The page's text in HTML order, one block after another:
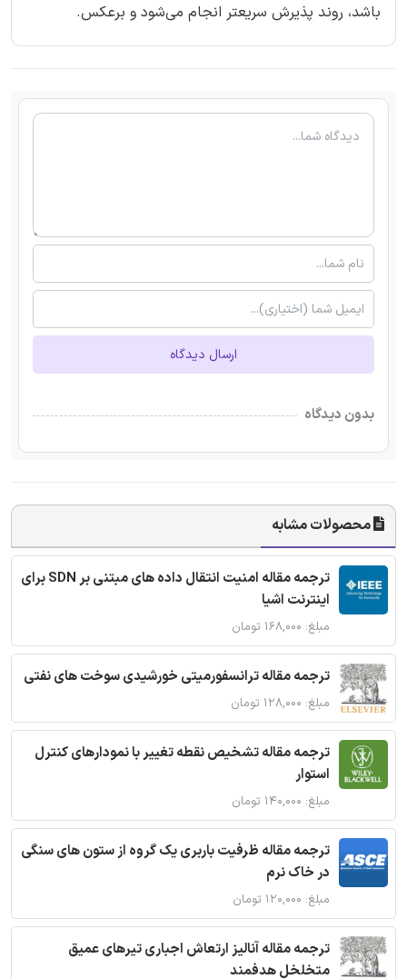
باشد، روند پذیرش سریعتر انجام می‌شود و برعکس.
ارسال دیدگاه
بدون دیدگاه
محصولات مشابه
ترجمه مقاله امنیت انتقال داده های مبتنی بر SDN برای
اینترنت اشیا
مبلغ: ۱۶۸,۰۰۰ تومان
ترجمه مقاله ترانسفورمیتی خورشیدی سوخت های نفتی
مبلغ: ۱۲۸,۰۰۰ تومان
ترجمه مقاله تشخیص نقطه تغییر با نمودارهای کنترل
استوار
مبلغ: ۱۴۰,۰۰۰ تومان
ترجمه مقاله ظرفیت باربری یک گروه از ستون های سنگی
در خاک نرم
مبلغ: ۱۲۰,۰۰۰ تومان
ترجمه مقاله آنالیز ارتعاش اجباری تیرهای عمیق
متخلخل هدفمند